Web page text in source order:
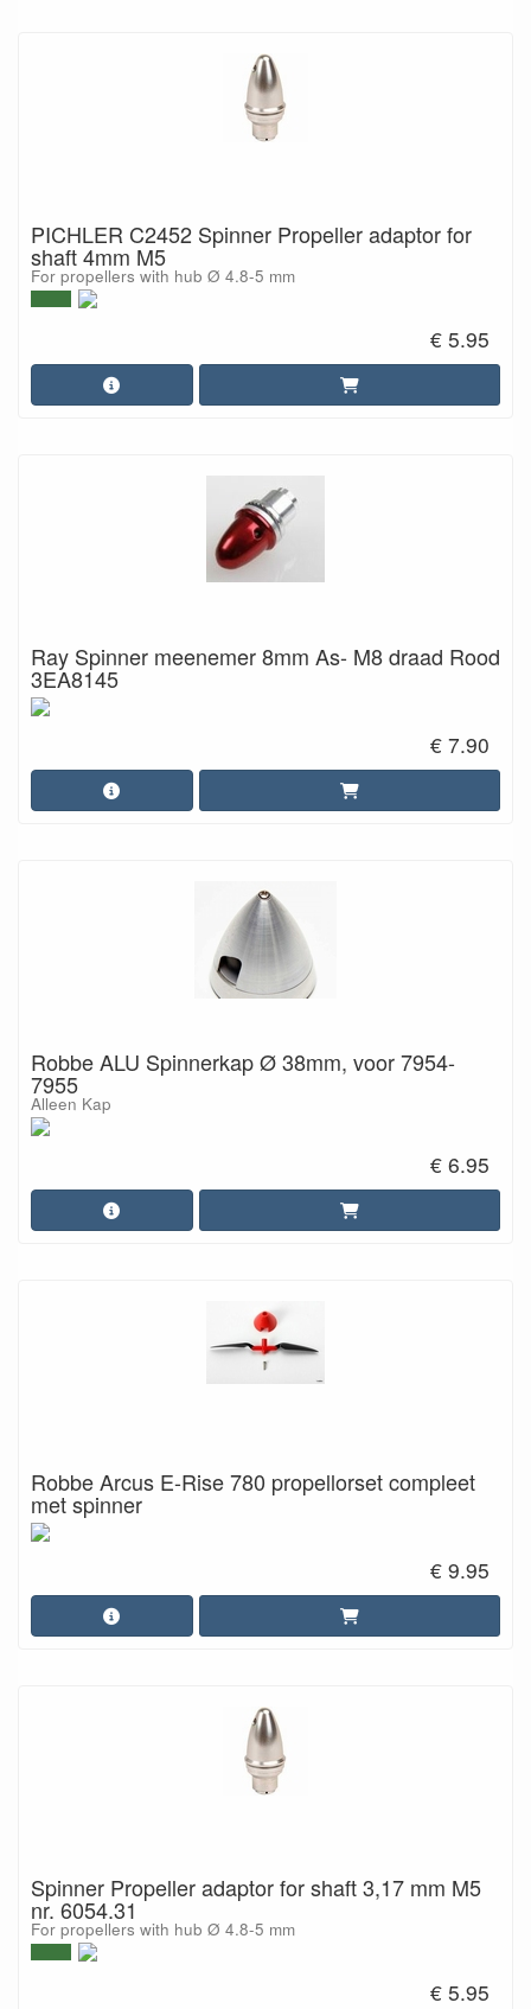
PICHLER C2452 Spinner Propeller adaptor for
shaft 4mm M5
For propellers with hub Ø 4.8-5 mm
€ 5.95
Ray Spinner meenemer 8mm As- M8 draad Rood
3EA8145
€ 7.90
Robbe ALU Spinnerkap Ø 38mm, voor 7954-
7955
Alleen Kap
€ 6.95
Robbe Arcus E-Rise 780 propellorset compleet
met spinner
€ 9.95
Spinner Propeller adaptor for shaft 3,17 mm M5
nr. 6054.31
For propellers with hub Ø 4.8-5 mm
€ 5.95